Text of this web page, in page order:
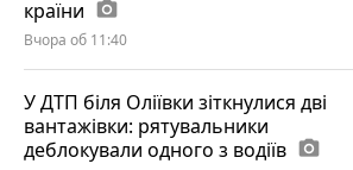
країни photo_camera
Вчора об 11:40
У ДТП біля Оліївки зіткнулися дві
вантажівки: рятувальники
деблокували одного з водіїв photo_camera